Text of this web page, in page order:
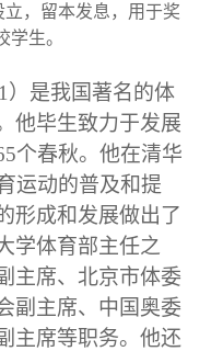
，留本发息，用于奖
生。
是我国著名的体
他毕生致力于发展
个春秋。他在清华
运动的普及和提
形成和发展做出了
学体育部主任之
主席、北京市体委
副主席、中国奥委
主席等职务。他还